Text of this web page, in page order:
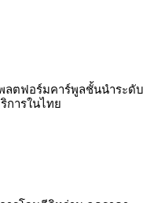
พลตฟอร์มคาร์พูลชั้นนำระดับ
การในไทย